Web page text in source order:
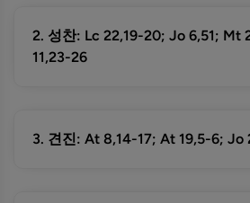
2. 성찬: Lc 22,19-20; Jo 6,51; Mt
11,23-26
3. 견진: At 8,14-17; At 19,5-6; Jo